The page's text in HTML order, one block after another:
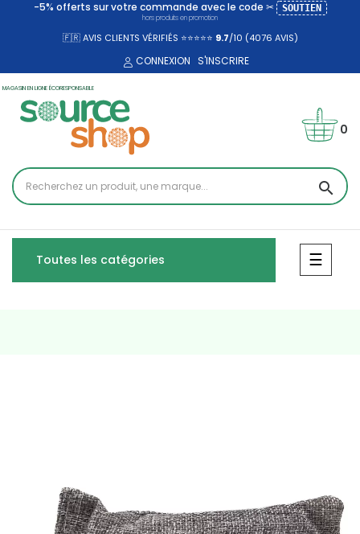
-5% offerts sur votre commande avec le code ✂ SOUTIEN
hors produits en promotion
🇫🇷 AVIS CLIENTS VÉRIFIÉS ⭐⭐⭐⭐⭐ 9.7/10 (4076 AVIS)
CONNEXION S'INSCRIRE
MAGASIN EN LIGNE ÉCORESPONSABLE
search
0
Toutes les catégories ☰